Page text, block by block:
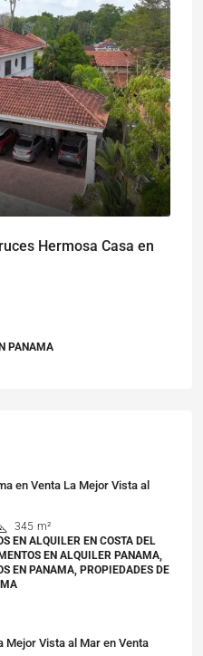
Hermosa Casa en
PANAMA
en Venta La Mejor Vista al
345 m²
EN ALQUILER EN COSTA DEL
EN ALQUILER PANAMA,
EN PANAMA, PROPIEDADES DE
Mejor Vista al Mar en Venta